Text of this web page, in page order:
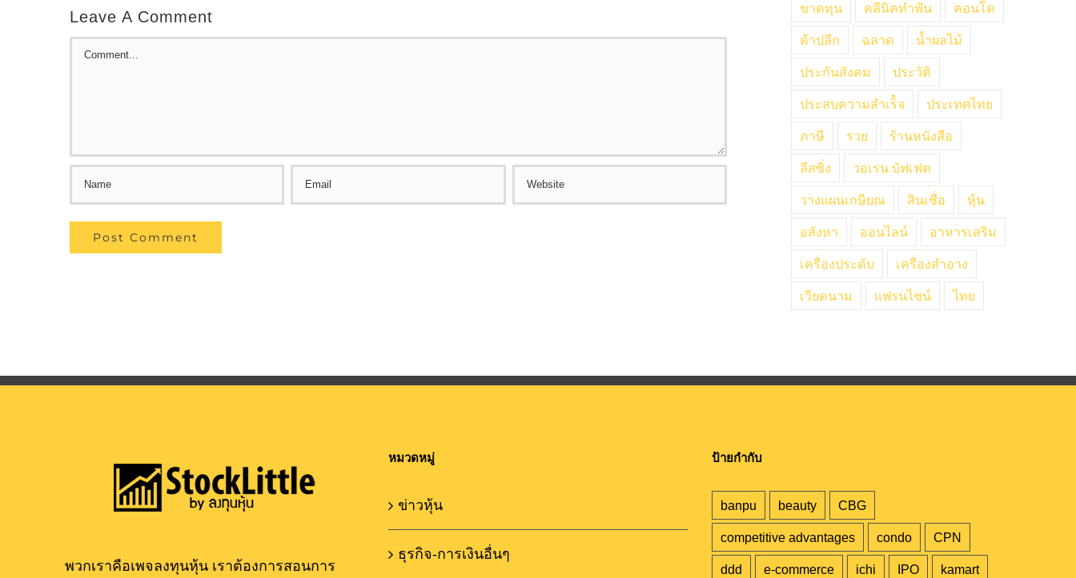
Leave A Comment
Comment
ขาดทุน คลีนิคทำฟัน คอนโด
ค้าปลีก ฉลาด น้ำผลไม้
ประกันสังคม ประวัติ
ประสบความสำเร็๋จ ประเทศไทย
ภาษี รวย ร้านหนังสือ
ลีสซิ่ง วอเรน บัฟเฟต
วางแผนเกษียณ สินเชื่อ หุ้น
อสังหา ออนไลน์ อาหารเสริม
เครื่องประดับ เครื่องสำอาง
เวียดนาม แฟรนไชน์ ไทย
พวกเราคือเพจลงทุนหุ้น เราต้องการสอนการ
หมวดหมู่
ข่าวหุ้น
ธุรกิจ-การเงินอื่นๆ
ป้ายกำกับ
banpu beauty CBG
competitive advantages condo CPN
ddd e-commerce ichi IPO kamart